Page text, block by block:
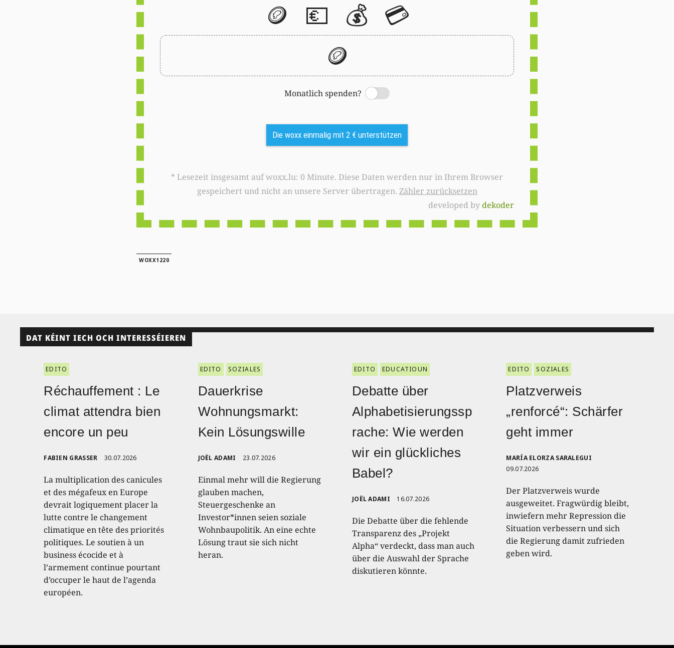
🪙 💶 💰 💳
🪙
Monatlich spenden?
Switch
Die woxx einmalig mit 2 € unterstützen
* Lesezeit insgesamt auf woxx.lu: 0 Minute. Diese Daten werden nur in Ihrem Browser
gespeichert und nicht an unsere Server übertragen. Zähler zurücksetzen
developed bydekoder
WOXX1220
DAT KÉINT IECH OCH INTERESSÉIEREN
EDITO
Réchauffement : Le
climat attendra bien
encore un peu
FABIEN GRASSER 30.07.2026
La multiplication des canicules
et des mégafeux en Europe
devrait logiquement placer la
lutte contre le changement
climatique en tête des priorités
politiques. Le soutien à un
business écocide et à
l’armement continue pourtant
d’occuper le haut de l’agenda
européen.
EDITO SOZIALES
Dauerkrise
Wohnungsmarkt:
Kein Lösungswille
JOËL ADAMI 23.07.2026
Einmal mehr will die Regierung
glauben machen,
Steuergeschenke an
Investor*innen seien soziale
Wohnbaupolitik. An eine echte
Lösung traut sie sich nicht
heran.
EDITO EDUCATIOUN
Debatte über
Alphabetisierungssp
rache: Wie werden
wir ein glückliches
Babel?
JOËL ADAMI 16.07.2026
Die Debatte über die fehlende
Transparenz des „Projekt
Alpha“ verdeckt, dass man auch
über die Auswahl der Sprache
diskutieren könnte.
EDITO SOZIALES
Platzverweis
„renforcé“: Schärfer
geht immer
MARÍA ELORZA SARALEGUI
09.07.2026
Der Platzverweis wurde
ausgeweitet. Fragwürdig bleibt,
inwiefern mehr Repression die
Situation verbessern und sich
die Regierung damit zufrieden
geben wird.